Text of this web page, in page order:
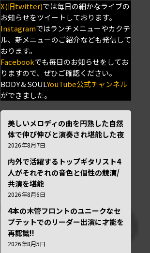
X(旧twitter)では毎日の細かなライブの
お知らせをツイートしております。
Instagramではランチメニューやカクテ
ル、新メニューのご紹介なども発信して
おります。
Facebookでも毎日のお知らせをしてお
りますので、ぜひご確認ください。
BODY＆SOULYouTube公式チャンネル
ができました。
美しいメロディの曲を円熟した自然
体で伸び伸びと演奏され堪能した夜
2026年8月7日
内外で活躍するトップギタリスト4
人がそれぞれの音色と個性の競演/
共演を堪能
2026年8月6日
4本の木管フロントのユニークなセ
プテットでのリーダー出演に才能を
再認識!!
2026年8月5日